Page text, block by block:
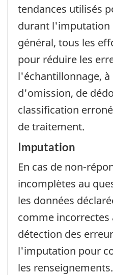
tendances utilisés
durant l'imputation
général, tous les
pour réduire les
l'échantillonnage,
d'omission, de
classification
de traitement.
Imputation
En cas de non-
incomplètes au
les données
comme incorrectes
détection des
l'imputation pour
les